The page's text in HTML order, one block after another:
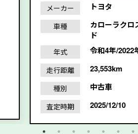
メーカー トヨタ
車種
カローラクロ
ド
年式 令和4年/2022
走行距離 23,553km
種別 中古車
査定時期 2025/12/10